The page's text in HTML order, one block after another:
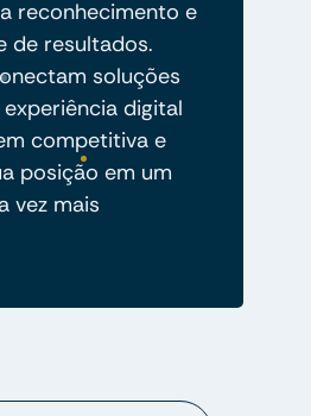
reconhecimento e
de resultados.
soluções
digital
competitiva e
posição em um
vez mais